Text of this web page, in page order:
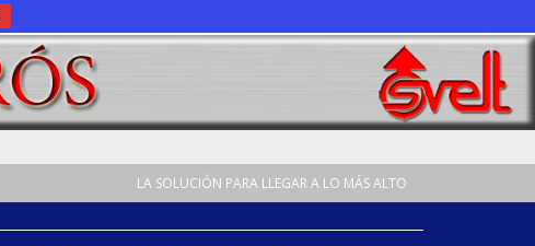
LA SOLUCIÓN PARA LLEGAR A LO MÁS ALTO